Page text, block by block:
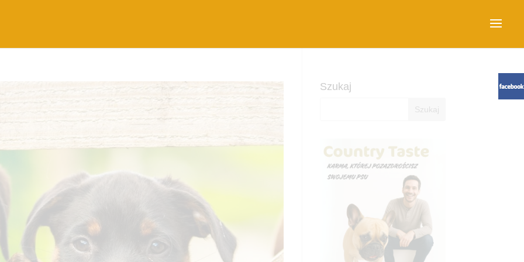
Szukaj